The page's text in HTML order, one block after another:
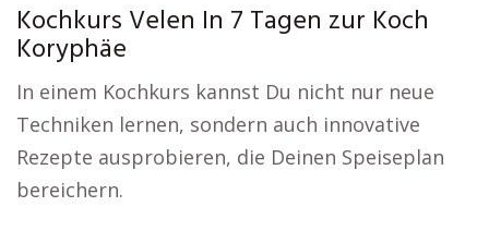
Kochkurs Velen In 7 Tagen zur Koch
Koryphäe
In einem Kochkurs kannst Du nicht nur neue
Techniken lernen, sondern auch innovative
Rezepte ausprobieren, die Deinen Speiseplan
bereichern.